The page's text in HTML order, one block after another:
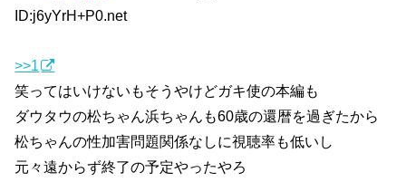
ID:j6yYrH+P0.net
>>1
笑ってはいけないもそうやけどガキ使の本編も
ダウタウの松ちゃん浜ちゃんも60歳の還暦を過ぎたから
松ちゃんの性加害問題関係なしに視聴率も低いし
元々遠からず終了の予定やったやろ